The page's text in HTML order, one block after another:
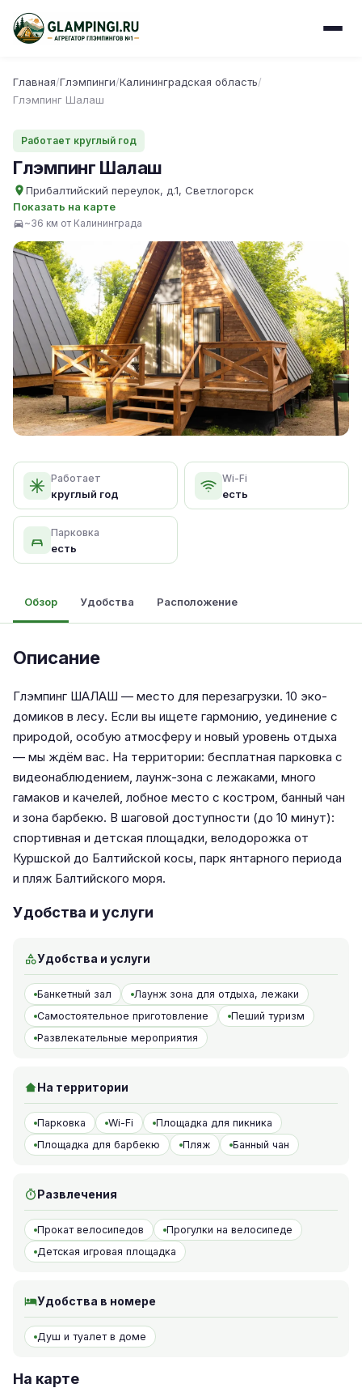
Главная/Глэмпинги/Калининградская область/
Глэмпинг Шалаш
Работает круглый год
Глэмпинг Шалаш
Прибалтийский переулок, д.1, Светлогорск
Показать на карте
~36 км от Калининграда
Работает
круглый год
Wi-Fi
есть
Парковка
есть
Обзор Удобства Расположение
Описание
Глэмпинг ШАЛАШ — место для перезагрузки. 10 эко-
домиков в лесу. Если вы ищете гармонию, уединение с
природой, особую атмосферу и новый уровень отдыха
— мы ждём вас. На территории: бесплатная парковка с
видеонаблюдением, лаунж-зона с лежаками, много
гамаков и качелей, лобное место с костром, банный чан
и зона барбекю. В шаговой доступности (до 10 минут):
спортивная и детская площадки, велодорожка от
Куршской до Балтийской косы, парк янтарного периода
и пляж Балтийского моря.
Удобства и услуги
Удобства и услуги
Банкетный зал
Лаунж зона для отдыха, лежаки
Самостоятельное приготовление
Пеший туризм
Развлекательные мероприятия
На территории
Парковка Wi-Fi
Площадка для пикника
Площадка для барбекю
Пляж Банный чан
Развлечения
Прокат велосипедов
Прогулки на велосипеде
Детская игровая площадка
Удобства в номере
Душ и туалет в доме
На карте